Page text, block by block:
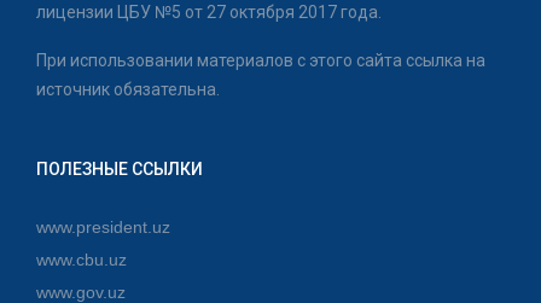
лицензии ЦБУ №5 от 27 октября 2017 года.
При использовании материалов с этого сайта ссылка на
источник обязательна.
ПОЛЕЗНЫЕ ССЫЛКИ
www.president.uz
www.cbu.uz
www.gov.uz